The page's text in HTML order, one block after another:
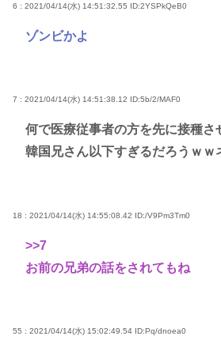
6 : 2021/04/14(水) 14:51:32.55 ID:2YSPkQeB0
ゾンビかよ
7 : 2021/04/14(水) 14:51:38.12 ID:5b/2/MAF0
何で医療従事者の方を先に接種さ
韓国兄さん以下すぎるだろうｗｗ
18 : 2021/04/14(水) 14:55:08.42 ID:/V9Pm3Tm0
>>7
お前の兄弟の話をされてもね
55 : 2021/04/14(水) 15:02:49.54 ID:Pq/dnoea0